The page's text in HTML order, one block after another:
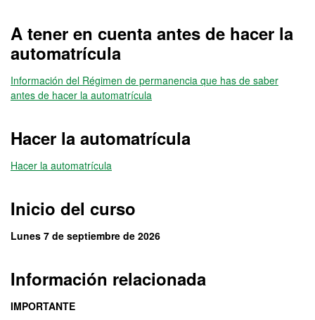
A tener en cuenta antes de hacer la
automatrícula
Información del Régimen de permanencia que has de saber
antes de hacer la automatrícula
Hacer la automatrícula
Hacer la automatrícula
Inicio del curso
Lunes 7 de septiembre de 2026
Información relacionada
IMPORTANTE